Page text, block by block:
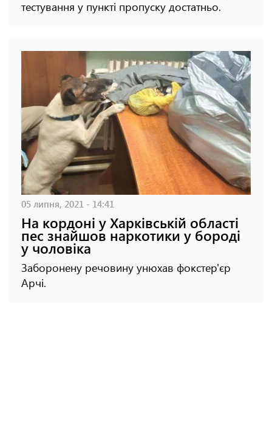
тестування у пункті пропуску достатньо.
05 липня, 2021 - 14:41
На кордоні у Харківській області
пес знайшов наркотики у бороді
у чоловіка
Заборонену речовину унюхав фокстер'єр
Арчі.